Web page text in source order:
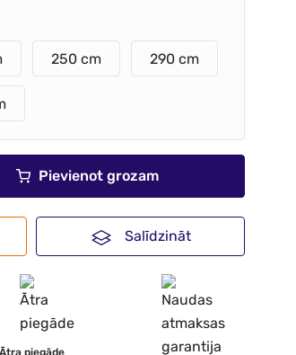
250 cm 290 cm
Pievienot grozam
Salīdzināt